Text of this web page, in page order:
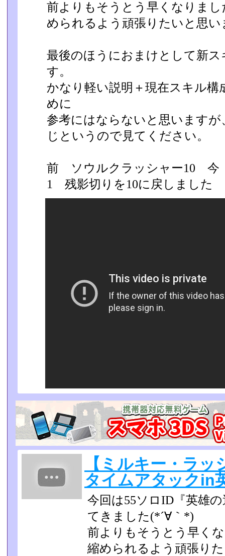
前よりもそうとう早くなりま
められるよう頑張りたいと思い­
最後のほうにおまけとして新
す。
かなり軽い説明＋現在スキル
めに
参考にはならないと思います
じというので見てください。
前 ソウルクラッシャー10 今
1 残影切りを10に戻しました
【ミルキー・ラ
タイムアタックin
今回は55ソロID『英雄
てきました(*´∀｀*)
前よりもそうとう早く
縮められるよう頑張り